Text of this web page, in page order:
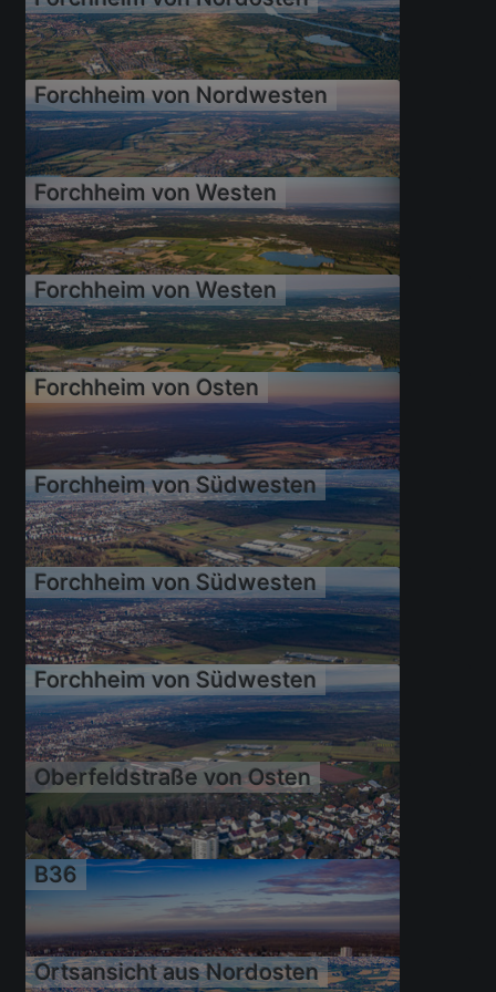
28.06.2024
21.08.2022
30.05.2019
Forchheim von Nordwesten
30.05.2019
Forchheim von Westen
23.05.2019
Forchheim von Westen
23.05.2019
Forchheim von Osten
01.08.2016
Forchheim von Südwesten
24.12.2015
Forchheim von Südwesten
24.12.2015
Forchheim von Südwesten
24.12.2015
Oberfeldstraße von Osten
B36
Ortsansicht aus Nordosten